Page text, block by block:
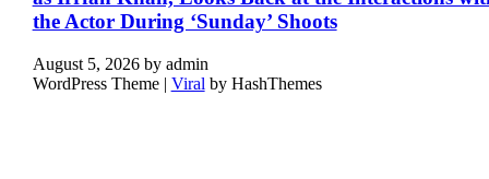
the Actor During ‘Sunday’ Shoots
August 5, 2026by admin
WordPress Theme | Viral by HashThemes